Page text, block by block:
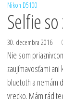
Nikon D5100
Selfie
30. decembra 2016
Nie som
zaujímavosťami
bluetoth a nemám
vrecko. Mám rád